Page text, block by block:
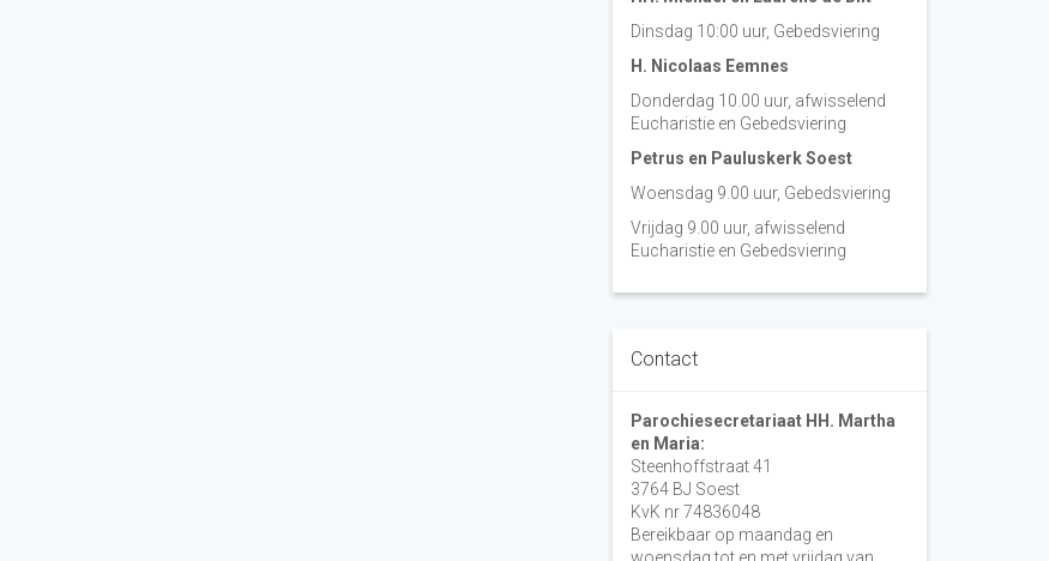
Dinsdag 10:00 uur, Gebedsviering
H. Nicolaas Eemnes
Donderdag 10.00 uur, afwisselend
Eucharistie en Gebedsviering
Petrus en Pauluskerk Soest
Woensdag 9.00 uur, Gebedsviering
Vrijdag 9.00 uur, afwisselend
Eucharistie en Gebedsviering
Contact
Parochiesecretariaat HH. Martha
en Maria:
Steenhoffstraat 41
3764 BJ Soest
KvK nr 74836048
Bereikbaar op maandag en